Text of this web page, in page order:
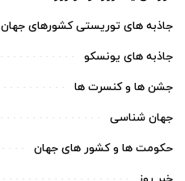
جاذبه های توریستی کشورهای جهان
جاذبه های یونسکو
جشن ها و کنسرت ها
جهان شناسی
حکومت ها و کشور های جهان